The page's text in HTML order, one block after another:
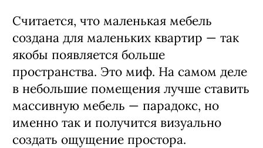
Считается, что маленькая мебель
создана для маленьких квартир — так
якобы появляется больше
пространства. Это миф. На самом деле
в небольшие помещения лучше ставить
массивную мебель — парадокс, но
именно так и получится визуально
создать ощущение простора.